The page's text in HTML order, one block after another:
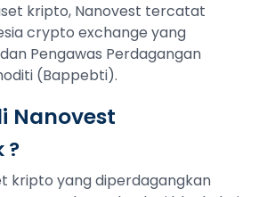
kripto, Nanovest tercatat
crypto exchange yang
Pengawas Perdagangan
(Bappebti).
Nanovest
?
kripto yang diperdagangkan